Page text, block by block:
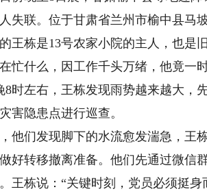
失联。位于甘肃省兰州市榆中县马
栋是13号农家小院的主人，也是旧
忙什么，因工作千头万绪，他竟一
左右，王栋发现雨势越来越大，
害隐患点进行巡查。
们发现脚下的水流愈发湍急，王
好转移撤离准备。他们先通过微信
王栋说：“关键时刻，党员必须挺身